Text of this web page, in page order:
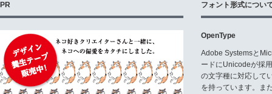
PR フォント形式につい
OpenType
Adobe Systemsと
ードにUnicodeが採
の文字種に対応して
を持っています。ま